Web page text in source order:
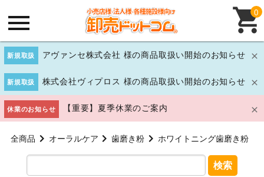
新規取扱 アヴァンセ株式会社 様の商品取扱い開始のお知らせ
新規取扱 株式会社ヴィプロス 様の商品取扱い開始のお知らせ
休業のお知らせ 【重要】夏季休業のご案内
0
全商品 オーラルケア 歯磨き粉 ホワイトニング歯磨き粉
検索